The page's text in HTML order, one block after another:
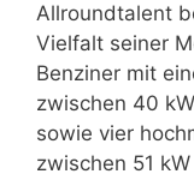
Allroundtalent
Vielfalt seiner
Benziner mit
zwischen 40
sowie vier
zwischen 51